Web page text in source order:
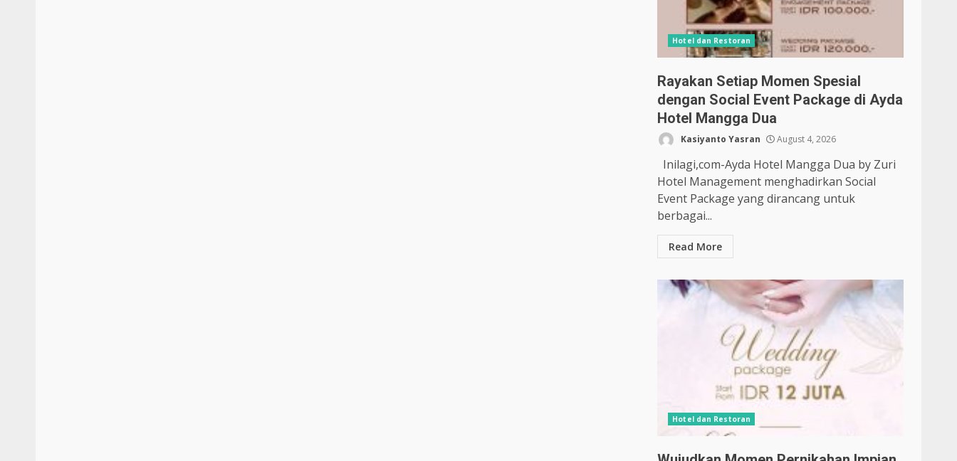
Hotel dan Restoran
Rayakan Setiap Momen Spesial
dengan Social Event Package di Ayda
Hotel Mangga Dua
Kasiyanto Yasran August 4, 2026
Inilagi,com-Ayda Hotel Mangga Dua by Zuri
Hotel Management menghadirkan Social
Event Package yang dirancang untuk
berbagai...
Read More
Hotel dan Restoran